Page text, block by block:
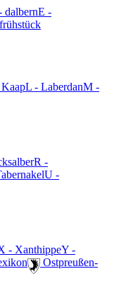
dalbernE -
L - LaberdanM -
R -
U -
- XanthippeY -
️ Ostpreußen-